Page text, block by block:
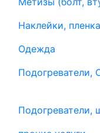
Наклейки,
Одежда
Подогреватели,
Подогреватели,